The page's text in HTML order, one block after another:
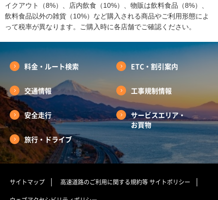
イクアウト（8%）、店内飲食（10%）、物販は飲料食品（8%）、
飲料食品以外の雑貨（10%）など購入される商品やご利用形態によ
って税率が異なります。ご購入時に各店舗でご確認ください。
料金・ルート検索 ETC・割引案内
交通情報 工事規制情報
安全走行
サービスエリア・
お買物
旅行・ドライブ
サイトマップ 高速道路のご利用に関する規約等サイトポリシー